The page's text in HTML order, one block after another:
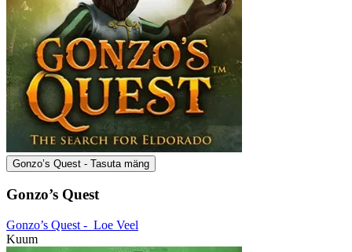
Gonzo’s Quest - Tasuta mäng
Gonzo’s Quest
Gonzo’s Quest - Loe Veel
Kuum